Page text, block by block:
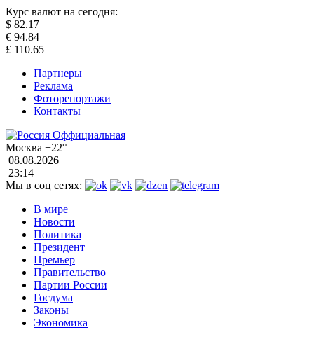
Курс валют на сегодня:
$ 82.17
€ 94.84
£ 110.65
Партнеры
Реклама
Фоторепортажи
Контакты
Москва +22°
08.08.2026
23:14
Мы в соц сетях:
В мире
Новости
Политика
Президент
Премьер
Правительство
Партии России
Госдума
Законы
Экономика